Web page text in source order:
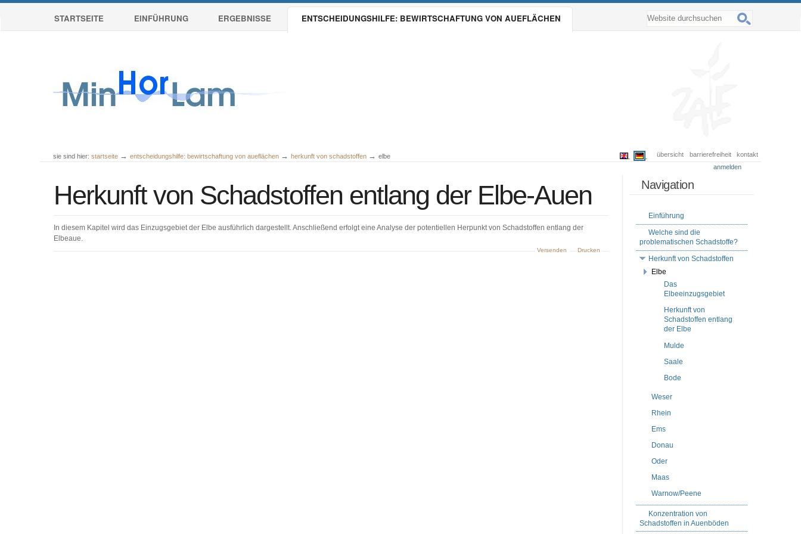
Direkt
website durchsuchen
STARTSEITE EINFÜHRUNG ERGEBNISSE ENTSCHEIDUNGSHILFE: BEWIRTSCHAFTUNG VON AUEFLÄCHEN
übersicht barrierefreiheit kontakt
sie sind hier: startseite →entscheidungshilfe: bewirtschaftung von aueflächen →herkunft von schadstoffen →elbe
anmelden
Herkunft von Schadstoffen entlang der Elbe-Auen
In diesem Kapitel wird das Einzugsgebiet der Elbe ausführlich dargestellt. Anschließend erfolgt eine Analyse der potentiellen Herpunkt von Schadstoffen entlang der
Elbeaue.
Versenden Drucken
Navigation
Einführung
Welche sind die
problematischen Schadstoffe?
Herkunft von Schadstoffen
Elbe
Das
Elbeeinzugsgebiet
Herkunft von
Schadstoffen entlang
der Elbe
Mulde
Saale
Bode
Weser
Rhein
Ems
Donau
Oder
Maas
Warnow/Peene
Konzentration von
Schadstoffen in Auenböden